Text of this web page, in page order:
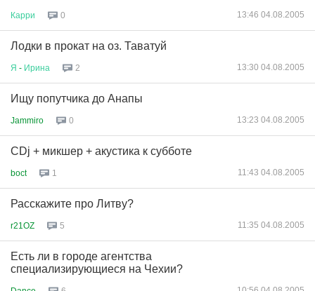
Карри 0 13:46 04.08.2005
Лодки в прокат на оз. Таватуй
Я - Ирина 2 13:30 04.08.2005
Ищу попутчика до Анапы
Jammiro 0 13:23 04.08.2005
CDj + микшер + акустика к субботе
boct 1 11:43 04.08.2005
Расскажите про Литву?
r21OZ 5 11:35 04.08.2005
Есть ли в городе агентства
специализирующиеся на Чехии?